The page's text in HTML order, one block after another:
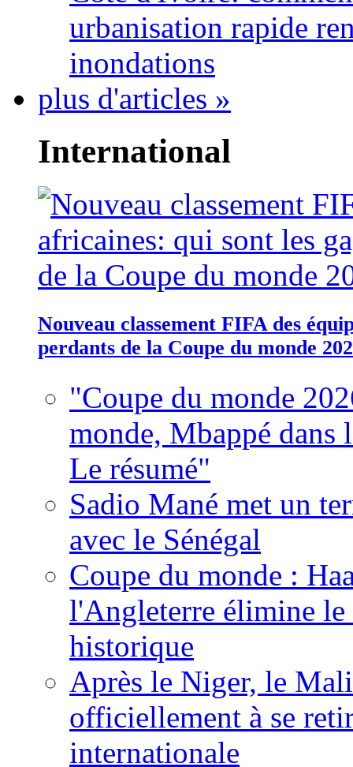
urbanisation rapide
inondations
plus d'articles »
International
Nouveau classement FIFA des
perdants de la Coupe du monde
"Coupe du monde
monde, Mbappé dans
Le résumé"
Sadio Mané met un
avec le Sénégal
Coupe du monde :
l'Angleterre élimine
historique
Après le Niger, le
officiellement à se
internationale